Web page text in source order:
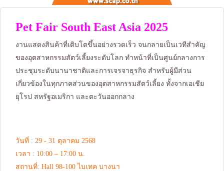
Pet Fair South East Asia 2025
งานแสดงสินค้าที่เติบโตขึ้นอย่างรวดเร็ว จนกลายเป็นเวทีสำคัญ
ของอุตสาหกรรมสัตว์เลี้ยงระดับโลก ทำหน้าที่เป็นศูนย์กลางการ
ประชุมระดับนานาชาติและการเจรจาธุรกิจ สำหรับผู้มีส่วน
เกี่ยวข้องในทุกภาคส่วนของอุตสาหกรรมสัตว์เลี้ยง ทั้งจากเอเชีย
ยุโรป สหรัฐอเมริกา และตะวันออกกลาง
วันที่ : 29 - 31 ตุลาคม 2568
เวลา : 10:00 – 17:00 น.
สถานที่: Hall 98-100 ไบเทค บางนา